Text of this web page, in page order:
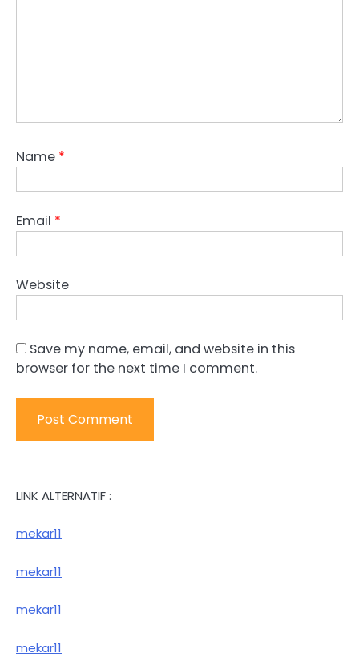
Name *
Email *
Website
Save my name, email, and website in this
browser for the next time I comment.
LINK ALTERNATIF :
mekar11
mekar11
mekar11
mekar11